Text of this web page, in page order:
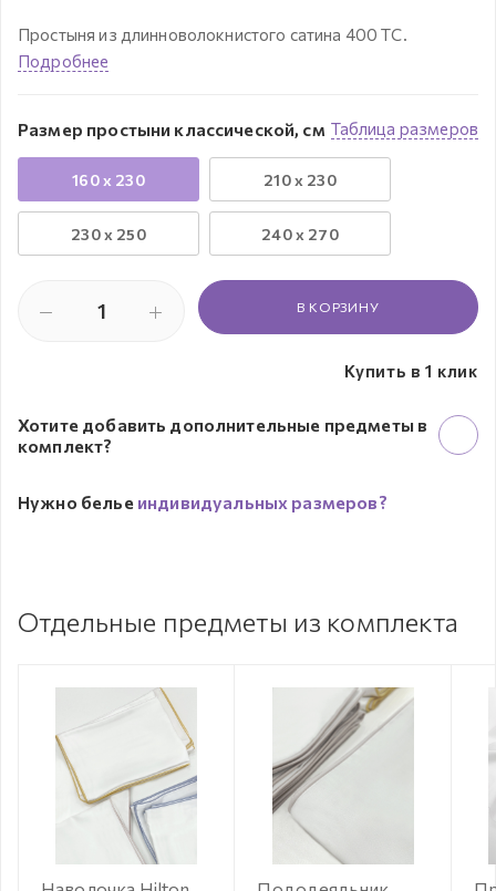
Простыня из длинноволокнистого сатина 400 ТС.
Подробнее
Таблица размеров
Размер простыни классической, см
160 x 230 210 x 230
230 х 250 240 x 270
В КОРЗИНУ
Купить в 1 клик
Хотите добавить дополнительные предметы в
комплект?
Нужно белье индивидуальных размеров?
Отдельные предметы из комплекта